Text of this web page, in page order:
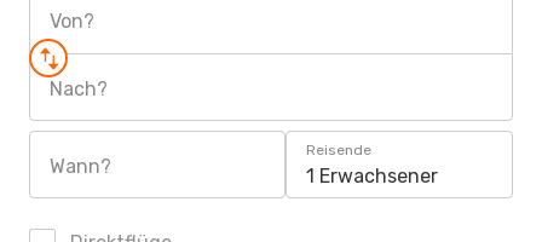
Von?
Nach?
Wann?
Reisende
1 Erwachsener